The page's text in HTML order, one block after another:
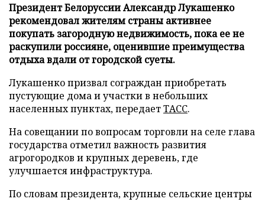
Президент Белоруссии Александр Лукашенко
рекомендовал жителям страны активнее
покупать загородную недвижимость, пока ее не
раскупили россияне, оценившие преимущества
отдыха вдали от городской суеты.
Лукашенко призвал сограждан приобретать
пустующие дома и участки в небольших
населенных пунктах, передаетТАСС.
На совещании по вопросам торговли на селе глава
государства отметил важность развития
агрогородков и крупных деревень, где
улучшается инфраструктура.
По словам президента, крупные сельские центры